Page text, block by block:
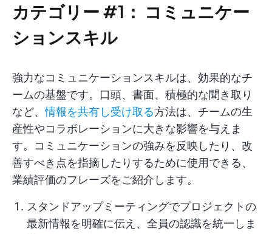
カテゴリー #1： コミュニケー
ションスキル
強力なコミュニケーションスキルは、効果的なチ
ームの基盤です。口頭、書面、積極的な聞き取り
など、情報を共有し受け取る方法は、チームの生
産性やコラボレーションに大きな影響を与えま
す。コミュニケーションの強みを反映したり、改
善すべき点を指摘したりするために使用できる、
業績評価のフレーズをご紹介します。
スタンドアップミーティングでプロジェクトの
最新情報を明確に伝え、全員の認識を統一しま